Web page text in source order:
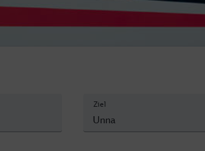
Ziel